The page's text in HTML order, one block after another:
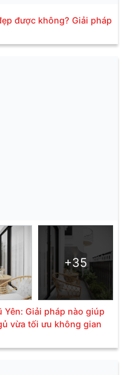
được không? Giải pháp
+35
Giải pháp nào giúp
vừa tối ưu không gian